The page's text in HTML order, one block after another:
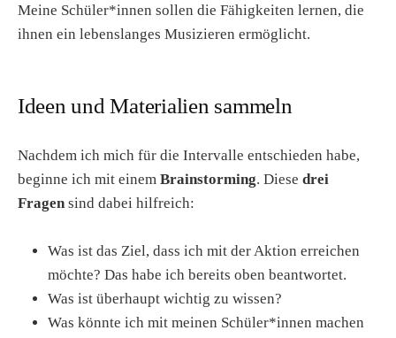
Meine Schüler*innen sollen die Fähigkeiten lernen, die
ihnen ein lebenslanges Musizieren ermöglicht.
Ideen und Materialien sammeln
Nachdem ich mich für die Intervalle entschieden habe,
beginne ich mit einem Brainstorming. Diese drei
Fragensind dabei hilfreich:
Was ist das Ziel, dass ich mit der Aktion erreichen
möchte? Das habe ich bereits oben beantwortet.
Was ist überhaupt wichtig zu wissen?
Was könnte ich mit meinen Schüler*innen machen